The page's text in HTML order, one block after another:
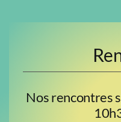
Nos rencontres